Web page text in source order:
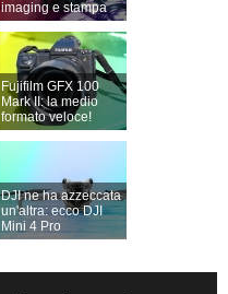
imaging e stampa
Fujifilm GFX 100
Mark II: la medio
formato veloce!
DJI ne ha azzeccata
un'altra: ecco DJI
Mini 4 Pro